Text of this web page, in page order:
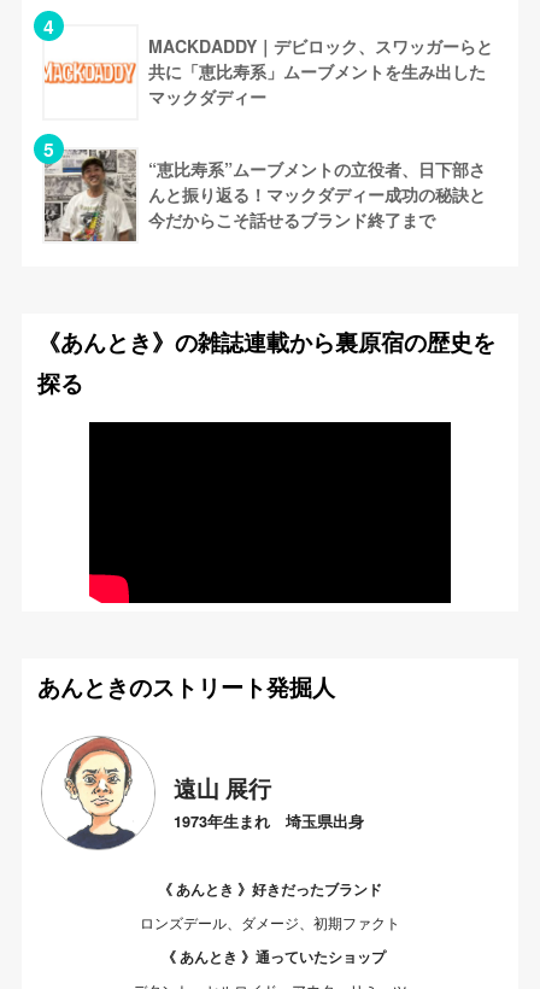
MACKDADDY｜デビロック、スワッガーらと
共に「恵比寿系」ムーブメントを生み出した
マックダディー
“恵比寿系”ムーブメントの立役者、日下部さ
んと振り返る！マックダディー成功の秘訣と
今だからこそ話せるブランド終了まで
《あんとき》の雑誌連載から裏原宿の歴史を
探る
あんときのストリート発掘人
遠山 展行
1973年生まれ 埼玉県出身
《 あんとき 》好きだったブランド
ロンズデール、ダメージ、初期ファクト
《 あんとき 》通っていたショップ